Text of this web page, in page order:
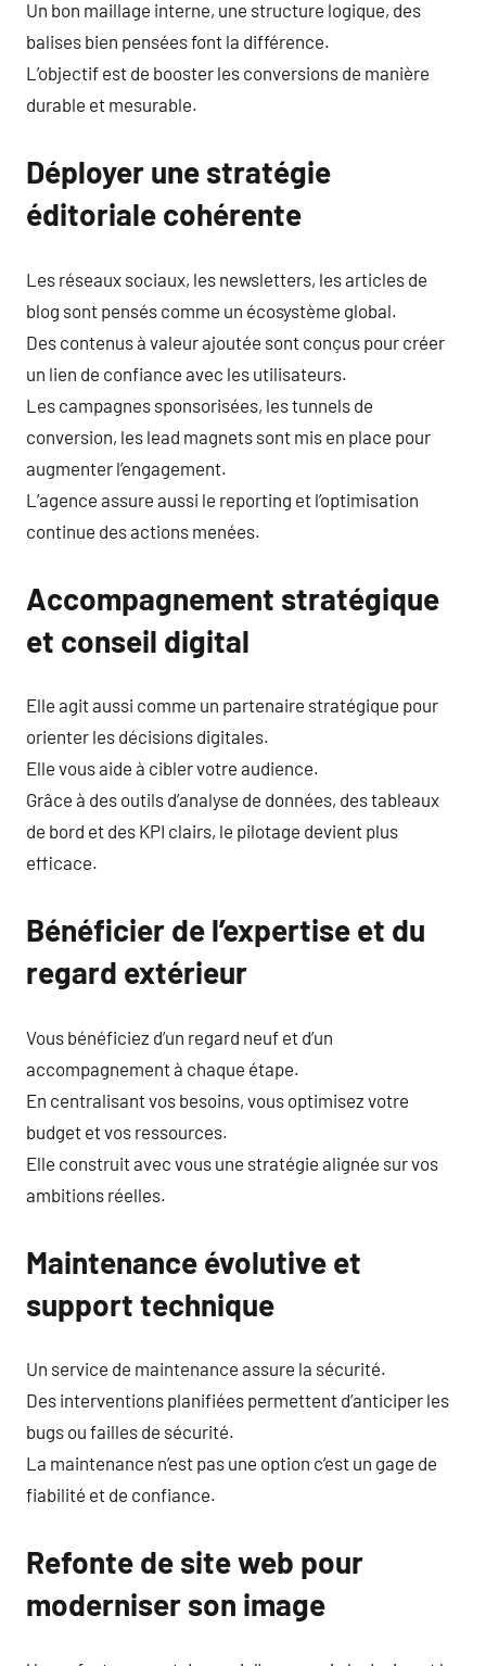
Un bon maillage interne, une structure logique, des
balises bien pensées font la différence.
L’objectif est de booster les conversions de manière
durable et mesurable.
Déployer une stratégie
éditoriale cohérente
Les réseaux sociaux, les newsletters, les articles de
blog sont pensés comme un écosystème global.
Des contenus à valeur ajoutée sont conçus pour créer
un lien de confiance avec les utilisateurs.
Les campagnes sponsorisées, les tunnels de
conversion, les lead magnets sont mis en place pour
augmenter l’engagement.
L’agence assure aussi le reporting et l’optimisation
continue des actions menées.
Accompagnement stratégique
et conseil digital
Elle agit aussi comme un partenaire stratégique pour
orienter les décisions digitales.
Elle vous aide à cibler votre audience.
Grâce à des outils d’analyse de données, des tableaux
de bord et des KPI clairs, le pilotage devient plus
efficace.
Bénéficier de l’expertise et du
regard extérieur
Vous bénéficiez d’un regard neuf et d’un
accompagnement à chaque étape.
En centralisant vos besoins, vous optimisez votre
budget et vos ressources.
Elle construit avec vous une stratégie alignée sur vos
ambitions réelles.
Maintenance évolutive et
support technique
Un service de maintenance assure la sécurité.
Des interventions planifiées permettent d’anticiper les
bugs ou failles de sécurité.
La maintenance n’est pas une option c’est un gage de
fiabilité et de confiance.
Refonte de site web pour
moderniser son image